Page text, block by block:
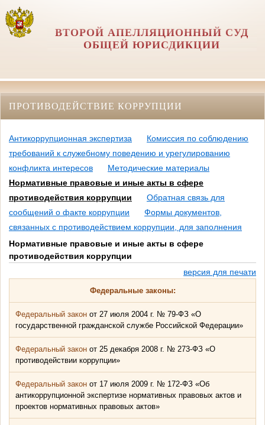
ВТОРОЙ АПЕЛЛЯЦИОННЫЙ СУД
ОБЩЕЙ ЮРИСДИКЦИИ
ПРОТИВОДЕЙСТВИЕ КОРРУПЦИИ
Антикоррупционная экспертиза
Комиссия по соблюдению
требований к служебному поведению и урегулированию
конфликта интересов
Методические материалы
Нормативные правовые и иные акты в сфере
противодействия коррупции
Обратная связь для
сообщений о факте коррупции
Формы документов,
связанных с противодействием коррупции, для заполнения
Нормативные правовые и иные акты в сфере
противодействия коррупции
версия для печати
Федеральные законы:
Федеральный закон от 27 июля 2004 г. № 79-ФЗ «О
государственной гражданской службе Российской Федерации»
Федеральный закон от 25 декабря 2008 г. № 273-ФЗ «О
противодействии коррупции»
Федеральный закон от 17 июля 2009 г. № 172-ФЗ «Об
антикоррупционной экспертизе нормативных правовых актов и
проектов нормативных правовых актов»